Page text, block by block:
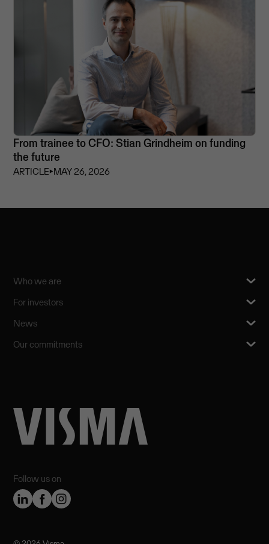
From trainee to CFO: Stian Grindheim on funding
the future
ARTICLE⏵MAY 26, 2026
Follow us on
Who we are
For investors
News
Our commitments